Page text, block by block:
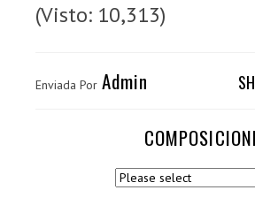
(Visto: 10,313)
Enviada Por Admin